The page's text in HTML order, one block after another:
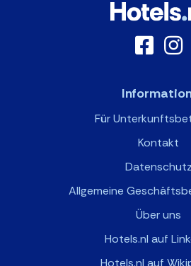
Für
Kontakt
Datenschutz
Allgemeine
Über uns
Hotels.nl auf
Hotels.nl auf